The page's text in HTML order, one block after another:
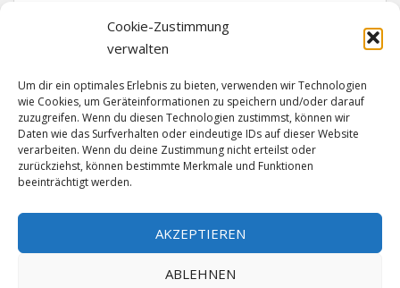
Cookie-Zustimmung
verwalten
Um dir ein optimales Erlebnis zu bieten, verwenden wir Technologien
wie Cookies, um Geräteinformationen zu speichern und/oder darauf
zuzugreifen. Wenn du diesen Technologien zustimmst, können wir
Daten wie das Surfverhalten oder eindeutige IDs auf dieser Website
verarbeiten. Wenn du deine Zustimmung nicht erteilst oder
zurückziehst, können bestimmte Merkmale und Funktionen
beeinträchtigt werden.
AKZEPTIEREN
ABLEHNEN
Vandalismus
Verkehr
Verkehrsunfall
Vermisst
Waffen